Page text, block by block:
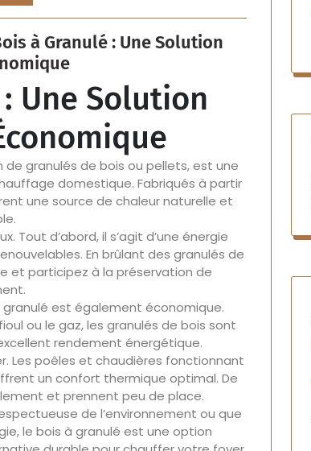
à Granulé : Une Solution
Une Solution
granulés de bois ou pellets, est une
domestique. Fabriqués à partir
une source de chaleur naturelle et
Tout d’abord, il s’agit d’une énergie
En brûlant des granulés de
et participez à la préservation de
granulé est également économique.
ou le gaz, les granulés de bois sont
rendement énergétique.
Les poêles et chaudières fonctionnant
un confort thermique optimal. De
et prennent peu de place.
de l’environnement ou que
le bois à granulé est une option